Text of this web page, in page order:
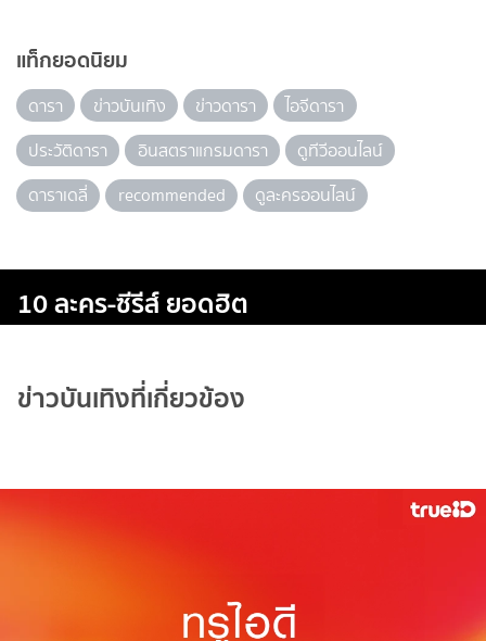
แท็กยอดนิยม
ดารา ข่าวบันเทิง ข่าวดารา
ไอจีดารา
ประวัติดารา
อินสตราแกรมดารา
ดูทีวีออนไลน์
ดาราเดลี่
recommended ดูละครออนไลน์
10 ละคร-ซีรีส์ ยอดฮิต
ข่าวบันเทิงที่เกี่ยวข้อง